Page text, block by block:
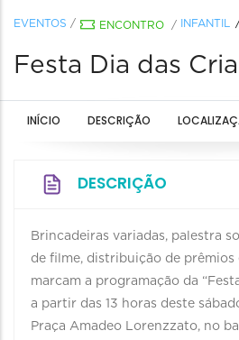
EVENTOS / ENCONTRO / INFANTIL
Festa Dia das
INÍCIO DESCRIÇÃO
DESCRIÇÃO
Brincadeiras variadas, palestra
de filme, distribuição de prêmios
marcam a programação da
a partir das 13 horas deste
Praça Amadeo Lorenzzato, no